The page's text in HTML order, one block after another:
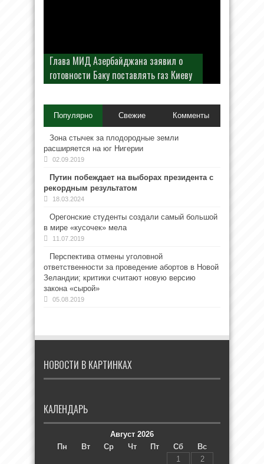
Глава МИД Азербайджана заявил о
готовности Баку поставлять газ Киеву
Популярно Свежие Комменты
Зона стычек за плодородные земли
расширяется на юг Нигерии
02.09.2019
Путин побеждает на выборах президента с
рекордным результатом
18.03.2024
Орегонские студенты создали самый большой
в мире «кусочек» мела
11.07.2019
Перспектива отмены уголовной
ответственности за проведение абортов в Новой
Зеландии; критики считают новую версию
закона «сырой»
05.08.2019
НОВОСТИ В КАРТИНКАХ
КАЛЕНДАРЬ
Август 2026
Пн
Вт Ср Чт Пт Сб
Вс
1
2